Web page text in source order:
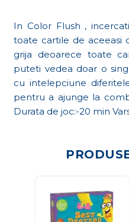
In Color Flush ,
toate cartile de aceeasi
grija deoarece toate
puteti vedea doar o
cu intelepciune
pentru a ajunge la
Durata de joc:-20 min